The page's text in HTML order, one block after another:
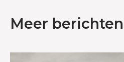
Meer berichten